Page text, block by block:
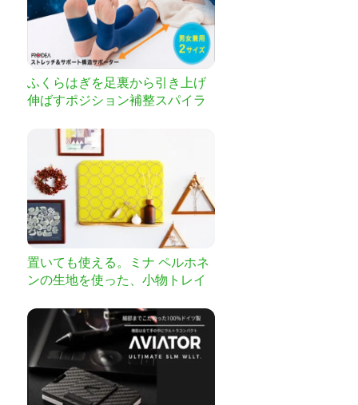
ふくらはぎを足裏から引き上げ
伸ばすポジション補整スパイラ
置いても使える。ミナ ペルホネ
ンの生地を使った、小物トレイ